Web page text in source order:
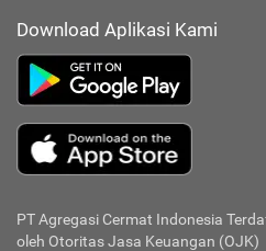
Download Aplikasi Kami
PT Agregasi Cermat Indonesia
oleh Otoritas Jasa Keuangan (OJK)